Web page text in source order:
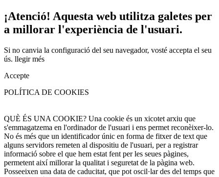
¡Atenció! Aquesta web utilitza galetes per
a millorar l'experiència de l'usuari.
Si no canvia la configuració del seu navegador, vosté accepta el seu
ús. llegir més
Accepte
POLÍTICA DE COOKIES
QUÈ ÉS UNA COOKIE? Una cookie és un xicotet arxiu que
s'emmagatzema en l'ordinador de l'usuari i ens permet reconèixer-lo.
No és més que un identificador únic en forma de fitxer de text que
alguns servidors remeten al dispositiu de l'usuari, per a registrar
informació sobre el que hem estat fent per les seues pàgines,
permetent així millorar la qualitat i seguretat de la pàgina web.
Posseeixen una data de caducitat, que pot oscil·lar des del temps que